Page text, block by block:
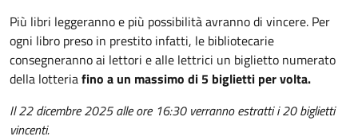
Più libri leggeranno e più possibilità avranno di vincere. Per
ogni libro preso in prestito infatti, le bibliotecarie
consegneranno ai lettori e alle lettrici un biglietto numerato
della lotteriafino a un massimo di 5 biglietti per volta.
Il 22 dicembre 2025 alle ore 16:30 verranno estratti i 20 biglietti
vincenti.